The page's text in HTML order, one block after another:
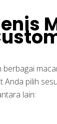
berbagai
Anda pilih
lain: